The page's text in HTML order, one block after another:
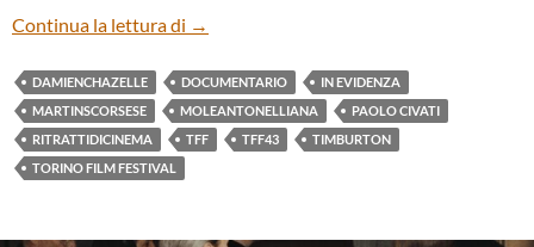
Continua la lettura di “RITRATTI DI CINEMA” DI PAOLO
→
DAMIENCHAZELLE DOCUMENTARIO
IN EVIDENZA
MARTINSCORSESE
MOLEANTONELLIANA
PAOLO CIVATI
RITRATTIDICINEMA
TFF TFF43
TIMBURTON
TORINO FILM FESTIVAL